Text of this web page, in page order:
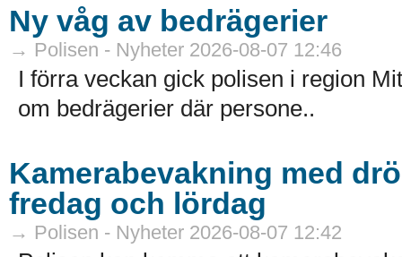
Ny våg av bedrägerier
→ Polisen - Nyheter 2026-08-07 12:46
I förra veckan gick polisen i region
om bedrägerier där persone..
Kamerabevakning med
fredag och lördag
→ Polisen - Nyheter 2026-08-07 12:42